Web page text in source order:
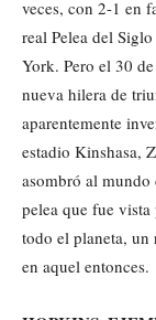
veces, con 2-1 en
real Pelea del
York. Pero el 30
nueva hilera de
aparentemente
estadio Kinshasa,
asombró al
pelea que fue
todo el planeta, un
en aquel entonces.